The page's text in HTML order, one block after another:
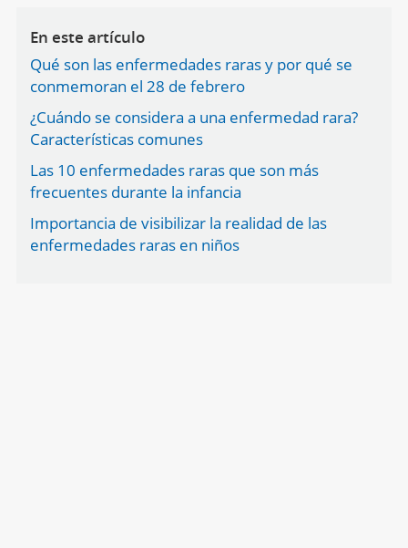
En este artículo
Qué son las enfermedades raras y por qué se
conmemoran el 28 de febrero
¿Cuándo se considera a una enfermedad rara?
Características comunes
Las 10 enfermedades raras que son más
frecuentes durante la infancia
Importancia de visibilizar la realidad de las
enfermedades raras en niños